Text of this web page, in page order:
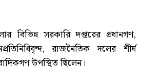
বিভিন্ন সরকারি দপ্তরের প্রধানগণ,
রাজনৈতিক দলের শীর্ষ
উপস্থিত ছিলেন।